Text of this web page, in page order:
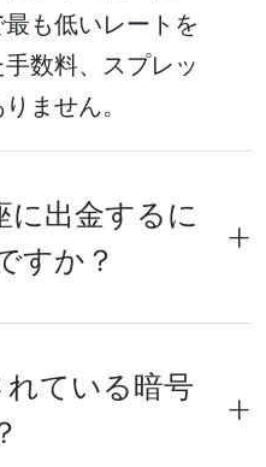
も低いレートを
数料、スプレッ
ません。
に出金するに
すか？
ている暗号